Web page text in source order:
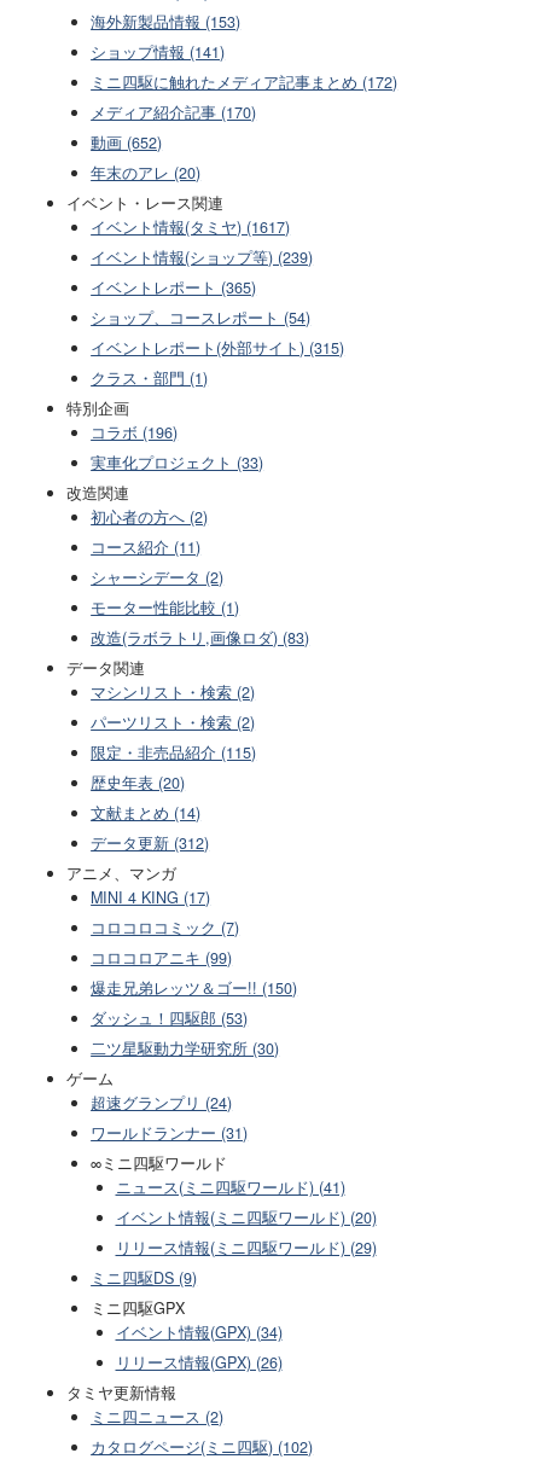
海外新製品情報 (153)
ショップ情報 (141)
ミニ四駆に触れたメディア記事まとめ (172)
メディア紹介記事 (170)
動画 (652)
年末のアレ (20)
イベント・レース関連
イベント情報(タミヤ) (1617)
イベント情報(ショップ等) (239)
イベントレポート (365)
ショップ、コースレポート (54)
イベントレポート(外部サイト) (315)
クラス・部門 (1)
特別企画
コラボ (196)
実車化プロジェクト (33)
改造関連
初心者の方へ (2)
コース紹介 (11)
シャーシデータ (2)
モーター性能比較 (1)
改造(ラボラトリ,画像ロダ) (83)
データ関連
マシンリスト・検索 (2)
パーツリスト・検索 (2)
限定・非売品紹介 (115)
歴史年表 (20)
文献まとめ (14)
データ更新 (312)
アニメ、マンガ
MINI 4 KING (17)
コロコロコミック (7)
コロコロアニキ (99)
爆走兄弟レッツ＆ゴー!! (150)
ダッシュ！四駆郎 (53)
二ツ星駆動力学研究所 (30)
ゲーム
超速グランプリ (24)
ワールドランナー (31)
∞ミニ四駆ワールド
ニュース(ミニ四駆ワールド) (41)
イベント情報(ミニ四駆ワールド) (20)
リリース情報(ミニ四駆ワールド) (29)
ミニ四駆DS (9)
ミニ四駆GPX
イベント情報(GPX) (34)
リリース情報(GPX) (26)
タミヤ更新情報
ミニ四ニュース (2)
カタログページ(ミニ四駆) (102)